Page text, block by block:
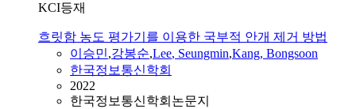
KCI등재
흐릿함 농도 평가기를 이용한 국부적 안개 제거 방법
이승민,강봉순,Lee, Seungmin,Kang, Bongsoon
한국정보통신학회
2022
한국정보통신학회논문지